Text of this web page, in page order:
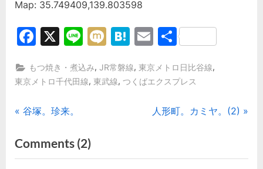
Map: 35.749409,139.803598
Facebook
X LineMixiHatena
Email
共
もつ焼き・煮込み,JR常磐線,東京メトロ日比谷線,
東京メトロ千代田線, 東武線, つくばエクスプレス
投
稿
ナ
P
e
v
谷塚。珍来。
N
t
人形町。カミヤ。(2)
Comments (2)on
“北